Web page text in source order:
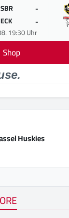
SBR -
ECK -
19:30 Uhr
Shop
Huskies